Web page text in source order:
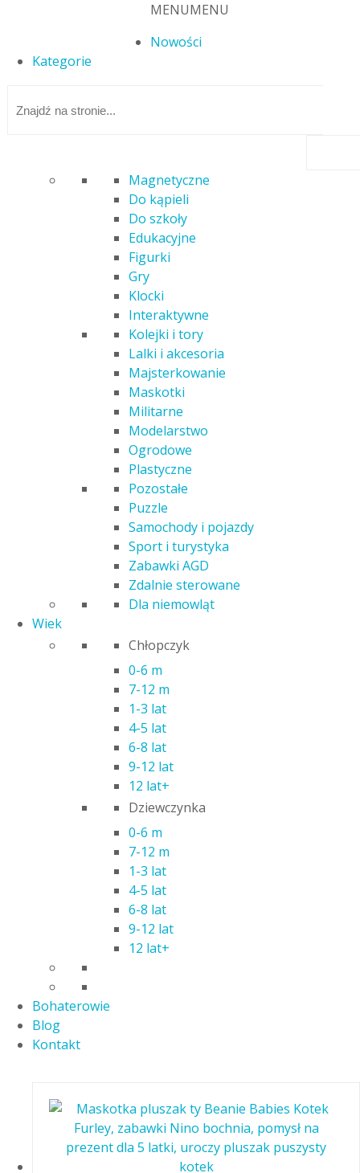
MENUMENU
Nowości
Kategorie
Magnetyczne
Do kąpieli
Do szkoły
Edukacyjne
Figurki
Gry
Klocki
Interaktywne
Kolejki i tory
Lalki i akcesoria
Majsterkowanie
Maskotki
Militarne
Modelarstwo
Ogrodowe
Plastyczne
Pozostałe
Puzzle
Samochody i pojazdy
Sport i turystyka
Zabawki AGD
Zdalnie sterowane
Dla niemowląt
Wiek
Chłopczyk
0-6 m
7-12 m
1-3 lat
4-5 lat
6-8 lat
9-12 lat
12 lat+
Dziewczynka
0-6 m
7-12 m
1-3 lat
4-5 lat
6-8 lat
9-12 lat
12 lat+
Bohaterowie
Blog
Kontakt
/ Produkty
Wyświetlanie 1–12 z 507 wynikówPosortowane według
PLUSZAK TY BEANIE BELLIES AKSOLOTL ALEX
MASKOTKA TY BEANIE BABIES RYŚ LYNX